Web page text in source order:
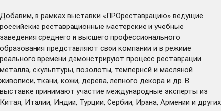
Добавим, в рамках выставки «ПРОреставрацию» ведущие
российские реставрационные мастерские и учебные
заведения среднего и высшего профессионального
образования представляют свои компании и в режиме
реального времени демонстрируют процесс реставрации
металла, скульптуры, позолоты, темперной и масляной
живописи, ткани, кожи, дерева, лепного декора и др. В
выставке принимают участие международные эксперты из
Китая, Италии, Индии, Турции, Сербии, Ирана, Армении и других